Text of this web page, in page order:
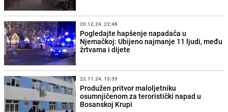
20.12.24. 22:48
Pogledajte hapšenje napadača u
Njemačkoj: Ubijeno najmanje 11 ljudi, među
žrtvama i dijete
22.11.24. 15:59
Produžen pritvor maloljetniku
osumnjičenom za teroristički napad u
Bosanskoj Krupi